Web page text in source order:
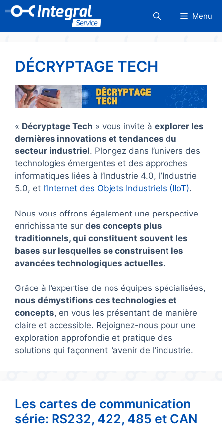
Aller
contenu
Menu
DÉCRYPTAGE TECH
« Décryptage Tech » vous invite à explorer les
dernières innovations et tendances du
secteur industriel. Plongez dans l’univers des
technologies émergentes et des approches
informatiques liées à l’Industrie 4.0, l’Industrie
5.0, et l’Internet des Objets Industriels (IIoT).
Nous vous offrons également une perspective
enrichissante sur des concepts plus
traditionnels, qui constituent souvent les
bases sur lesquelles se construisent les
avancées technologiques actuelles.
Grâce à l’expertise de nos équipes spécialisées,
nous démystifions ces technologies et
concepts, en vous les présentant de manière
claire et accessible. Rejoignez-nous pour une
exploration approfondie et pratique des
solutions qui façonnent l’avenir de l’industrie.
Les cartes de communication
série: RS232, 422, 485 et CAN